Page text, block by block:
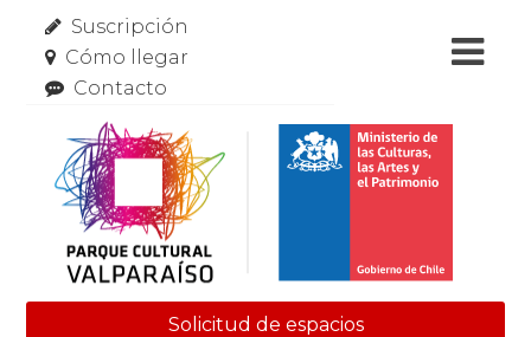
Suscripción
Cómo llegar
Contacto
Solicitud de espacios